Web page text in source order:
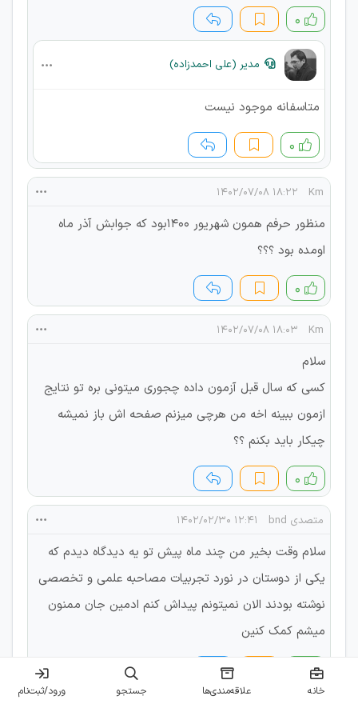
۰
مدیر (علی احمدزاده)
متاسفانه موجود نیست
۰
Km ۱۸:۲۲ ۱۴۰۲/۰۷/۰۸
منظور حرفم همون شهریور ۱۴۰۰بود که جوابش آذر ماه
اومده بود ؟؟؟
۰
Km ۱۸:۰۳ ۱۴۰۲/۰۷/۰۸
سلام
کسی که سال قبل آزمون داده چجوری میتونی بره تو نتایج
ازمون ببینه اخه من هرچی میزنم صفحه اش باز نمیشه
چیکار باید بکنم ؟؟
۰
متصدی bnd ۱۲:۴۱ ۱۴۰۲/۰۲/۳۰
سلام وقت بخیر من چند ماه پیش تو یه دیدگاه دیدم که
یکی از دوستان در نورد تجربیات مصاحبه علمی و تخصصی
نوشته بودند الان نمیتونم پیداش کنم ادمین جان ممنون
میشم کمک کنین
خانه علاقه‌مندی‌ها جستجو ورود/ثبت‌نام